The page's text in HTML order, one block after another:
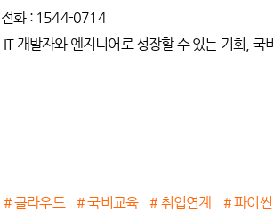
전화 : 1544-0714
IT 개발자와 엔지니어로 성장할 수 있는 기회,
# 클라우드 # 국비교육 # 취업연계 # 파이썬